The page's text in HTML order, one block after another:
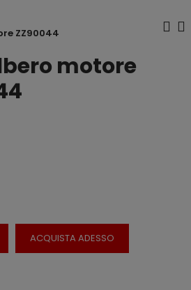
ZZ90044
motore
ACQUISTA ADESSO